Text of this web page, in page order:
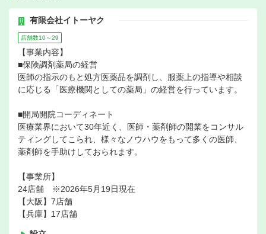
有限会社イトーヤク
店舗数10～29
【事業内容】
■保険調剤薬局の経営
医師の指示のもと処方医薬品を調剤し、服薬上の指導や相談
に応じる「医療機関としての薬局」の経営を行っています。
■開局開院コーディネート
医療業界において30年近く、医師・薬剤師の開業をコンサル
ティングしてこられ、様々なノウハウをもって多くの医師、
薬剤師を手助けしておられます。
【事業所】
24店舗 ※2026年5月19日現在
【大阪】7店舗
【兵庫】17店舗